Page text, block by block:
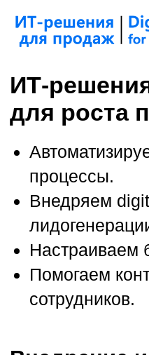
для роста
Автоматизируем
процессы.
Внедряем digital-
лидогенерации.
Настраиваем бизнес-
Помогаем
сотрудников.
Внедрение и
сопровождение